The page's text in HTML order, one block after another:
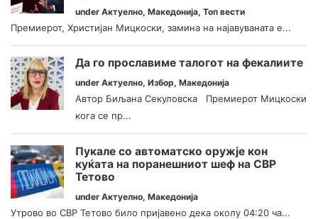
under Актуелно, Македонија, Топ вести
Премиерот, Христијан Мицкоски, замина на најавуваната е...
Да го прославиме талогот на фекалиите
under Актуелно, Избор, Македонија
Автор Биљана Секуловска Премиерот Мицкоски
кога се пр...
Пукале со автоматско оружје кон
куќата на поранешниот шеф на СВР
Тетово
under Актуелно, Македонија
Утрово во СВР Тетово било пријавено дека околу 04:20 ча...